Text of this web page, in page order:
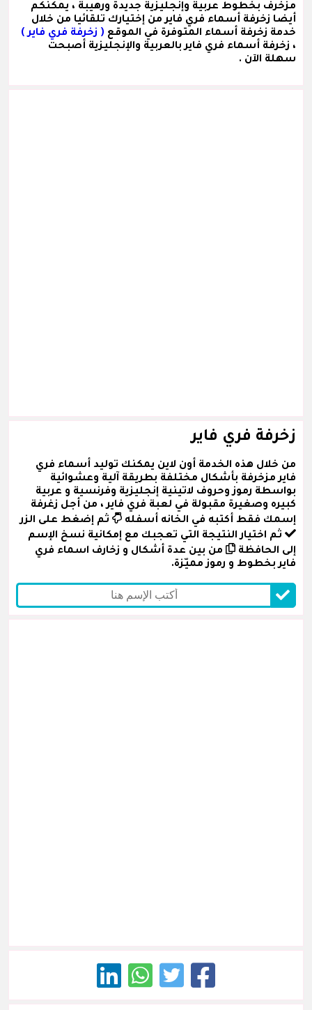
مزخرف بخطوط عربية وإنجليزية جديدة ورهيبة ، يمكنكم
أيضا زخرفة أسماء فري فاير من إختيارك تلقائيا من خلال
خدمة زخرفة أسماء المتوفرة في الموقع ( زخرفة فري فاير )
، زخرفة أسماء فري فاير بالعربية والإنجليزية أصبحت
سهلة الآن .
زخرفة فري فاير
من خلال هذه الخدمة أون لاين يمكنك توليد أسماء فري
فاير مزخرفة بأشكال مختلفة بطريقة آلية وعشوائية
بواسطة رموز وحروف لاتينية إنجليزية وفرنسية و عربية
كبيره وصغيرة مقبولة في لعبة فري فاير ، من أجل زغرفة
إسمك فقط أكتبه في الخانه أسفله
ثم إضغط على الزر
ثم اختيار النتيجة التي تعجبك مع إمكانية نسخ الإسم
إلى الحافظة
من بين عدة أشكال و زخارف اسماء فري
فاير بخطوط و رموز مميّزة.